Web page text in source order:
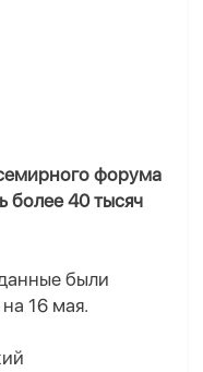
форума
более 40 тысяч
были
16 мая.